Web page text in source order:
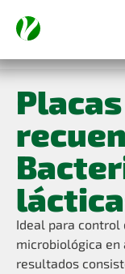
Ideal para control
microbiológica
resultados